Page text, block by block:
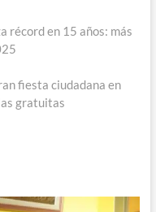
récord en 15 años: más
fiesta ciudadana en
gratuitas